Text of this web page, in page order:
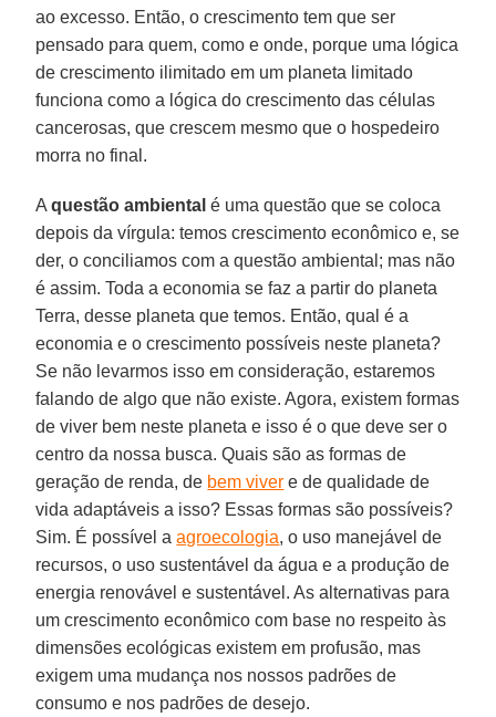
ao excesso. Então, o crescimento tem que ser
pensado para quem, como e onde, porque uma lógica
de crescimento ilimitado em um planeta limitado
funciona como a lógica do crescimento das células
cancerosas, que crescem mesmo que o hospedeiro
morra no final.
Aquestão ambiental é uma questão que se coloca
depois da vírgula: temos crescimento econômico e, se
der, o conciliamos com a questão ambiental; mas não
é assim. Toda a economia se faz a partir do planeta
Terra, desse planeta que temos. Então, qual é a
economia e o crescimento possíveis neste planeta?
Se não levarmos isso em consideração, estaremos
falando de algo que não existe. Agora, existem formas
de viver bem neste planeta e isso é o que deve ser o
centro da nossa busca. Quais são as formas de
geração de renda, de bem viver e de qualidade de
vida adaptáveis a isso? Essas formas são possíveis?
Sim. É possível aagroecologia, o uso manejável de
recursos, o uso sustentável da água e a produção de
energia renovável e sustentável. As alternativas para
um crescimento econômico com base no respeito às
dimensões ecológicas existem em profusão, mas
exigem uma mudança nos nossos padrões de
consumo e nos padrões de desejo.